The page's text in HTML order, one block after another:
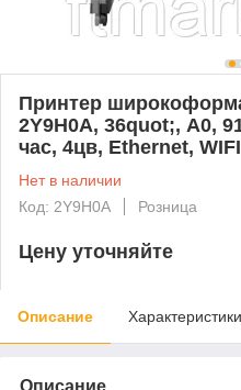
Принтер
2Y9H0A, 36quot;, А0,
час, 4цв, Ethernet, WIFI
Нет в наличии
Код: 2Y9H0A
Розница
Цену уточняйте
Описание Характеристики
Описание